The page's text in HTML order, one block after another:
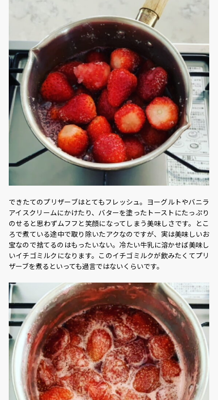
できたてのプリザーブはとてもフレッシュ。ヨーグルトやバニラ
アイスクリームにかけたり、バターを塗ったトーストにたっぷり
のせると思わずムフフと笑顔になってしまう美味しさです。とこ
ろで煮ている途中で取り除いたアクなのですが、実は美味しいお
宝なので捨てるのはもったいない。冷たい牛乳に溶かせば美味し
いイチゴミルクになります。このイチゴミルクが飲みたくてプリ
ザーブを煮るといっても過言ではないくらいです。